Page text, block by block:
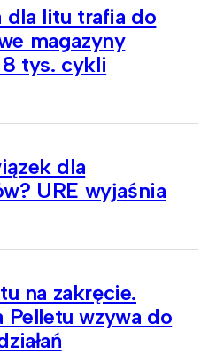
dla litu trafia do
magazyny
tys. cykli
dla
URE wyjaśnia
na zakręcie.
Pelletu wzywa do